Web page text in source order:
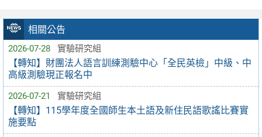
相關公告
2026-07-28 實驗研究組
【轉知】財團法人語言訓練測驗中心「全民英檢」中級、中
高級測驗現正報名中
2026-07-21 實驗研究組
【轉知】115學年度全國師生本土語及新住民語歌謠比賽實
施要點